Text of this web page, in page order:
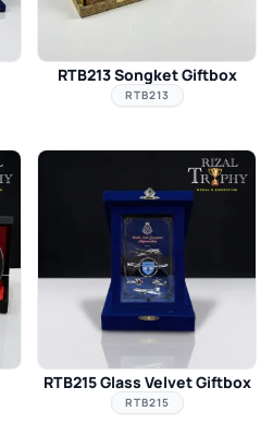
RTB213 Songket Giftbox
RTB213
RTB215 Glass Velvet Giftbox
RTB215